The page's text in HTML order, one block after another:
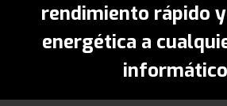
rendimiento rápido
energética a